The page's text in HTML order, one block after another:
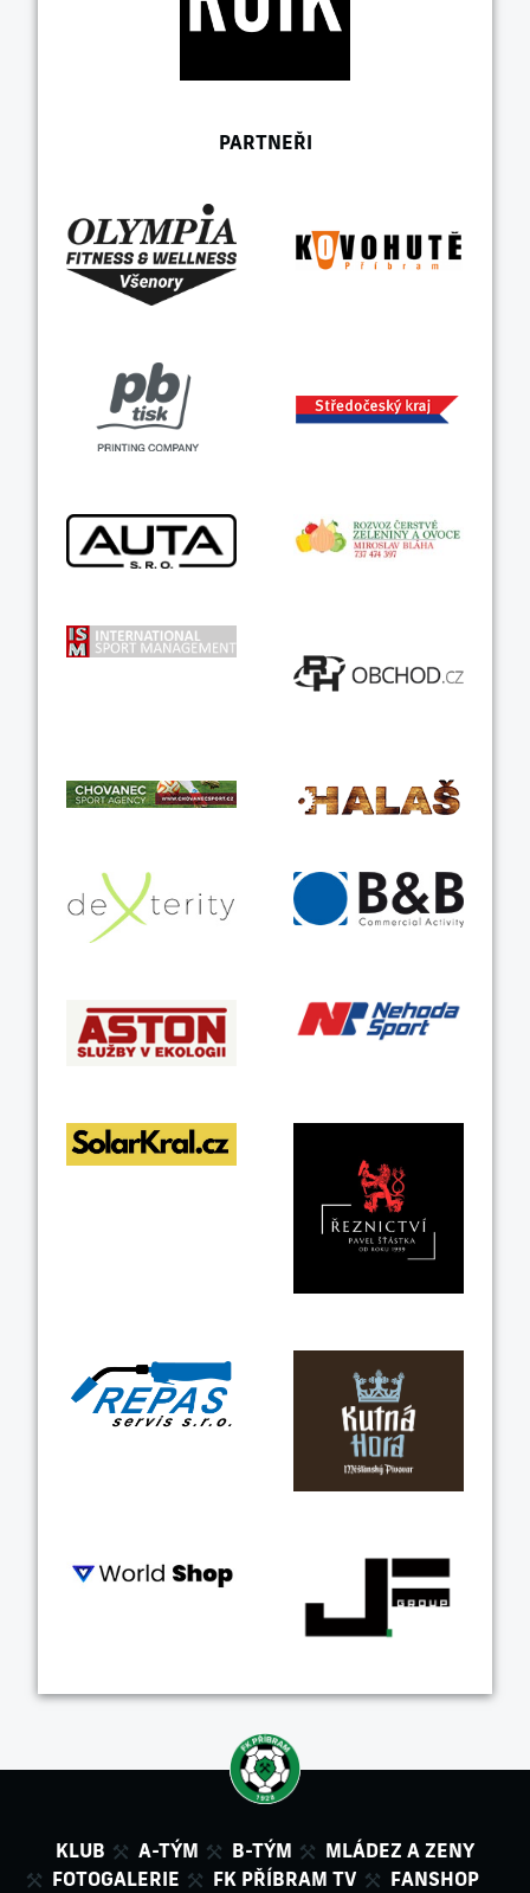
PARTNEŘI
KLUB A-TÝM B-TÝM
MLÁDEZ A ZENY
FOTOGALERIE
FK PŘÍBRAM TV FANSHOP